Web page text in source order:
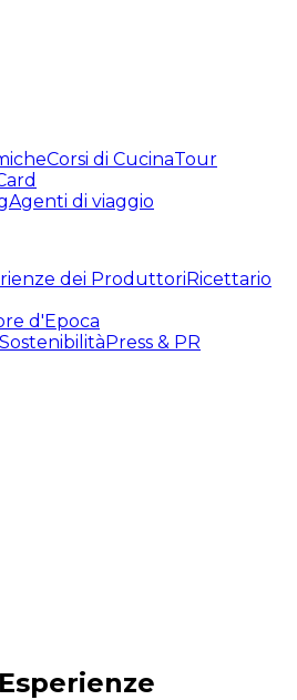
Corsi di CucinaTour
Agenti di viaggio
dei ProduttoriRicettario
d'Epoca
SostenibilitàPress & PR
Esperienze